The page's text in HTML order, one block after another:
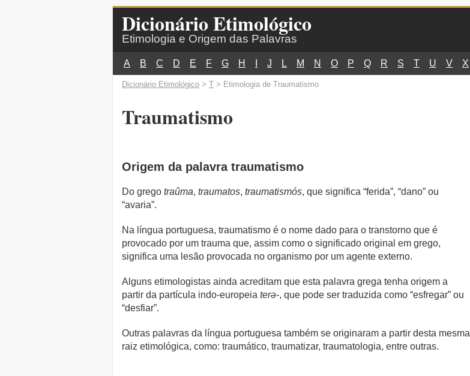
Dicionário Etimológico
Etimologia e Origem das Palavras
A B C D E F G H J L M N O P Q R S T U V X
Dicionário Etimológico > T > Etimologia de Traumatismo
Traumatismo
Origem da palavra traumatismo
Do grego traûma, traumatos, traumatismós, que significa “ferida”, “dano” ou
“avaria”.
Na língua portuguesa, traumatismo é o nome dado para o transtorno que é
provocado por um trauma que, assim como o significado original em grego,
significa uma lesão provocada no organismo por um agente externo.
Alguns etimologistas ainda acreditam que esta palavra grega tenha origem a
partir da partícula indo-europeia terə-, que pode ser traduzida como “esfregar” ou
“desfiar”.
Outras palavras da língua portuguesa também se originaram a partir desta mesma
raiz etimológica, como: traumático, traumatizar, traumatologia, entre outras.